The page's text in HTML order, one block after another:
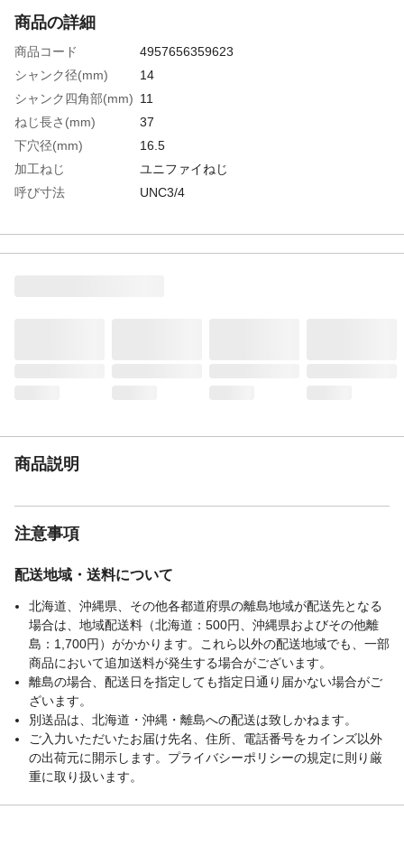
商品の詳細
商品コード
4957656359623
シャンク径(mm)
14
シャンク四角部(mm) 11
ねじ長さ(mm)
37
下穴径(mm)
16.5
加工ねじ
ユニファイねじ
呼び寸法
UNC3/4
食い付山数
5山
商品説明
注意事項
配送地域・送料について
北海道、沖縄県、その他各都道府県の離島地域が配送先となる
場合は、地域配送料（北海道：500円、沖縄県およびその他離
島：1,700円）がかかります。これら以外の配送地域でも、一部
商品において追加送料が発生する場合がございます。
離島の場合、配送日を指定しても指定日通り届かない場合がご
ざいます。
別送品は、北海道・沖縄・離島への配送は致しかねます。
ご入力いただいたお届け先名、住所、電話番号をカインズ以外
の出荷元に開示します。プライバシーポリシーの規定に則り厳
重に取り扱います。